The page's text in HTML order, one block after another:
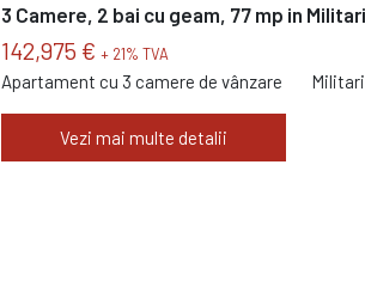
3 Camere, 2 bai cu geam, 77 mp in
142,975 € + 21% TVA
Apartament cu 3 camere de vânzare
Vezi mai multe detalii